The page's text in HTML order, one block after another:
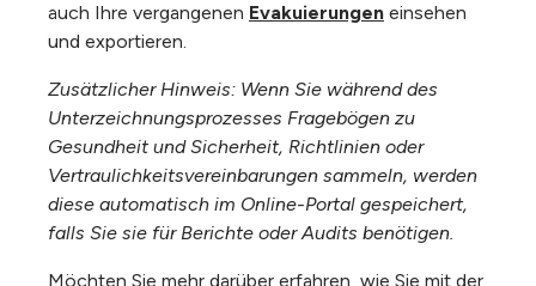
auch Ihre vergangenen Evakuierungen einsehen
und exportieren.
Zusätzlicher Hinweis: Wenn Sie während des
Unterzeichnungsprozesses Fragebögen zu
Gesundheit und Sicherheit, Richtlinien oder
Vertraulichkeitsvereinbarungen sammeln, werden
diese automatisch im Online-Portal gespeichert,
falls Sie sie für Berichte oder Audits benötigen.
Möchten Sie mehr darüber erfahren, wie Sie mit der